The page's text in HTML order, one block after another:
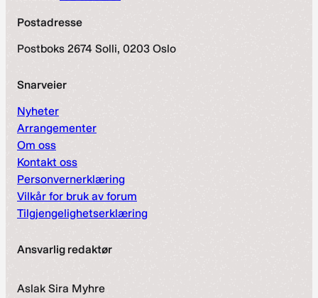
Postadresse
Postboks 2674 Solli, 0203 Oslo
Snarveier
Nyheter
Arrangementer
Om oss
Kontakt oss
Personvernerklæring
Vilkår for bruk av forum
Tilgjengelighetserklæring
Ansvarlig redaktør
Aslak Sira Myhre